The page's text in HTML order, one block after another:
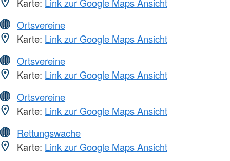
Ortsvereine
Karte: Link zur Google Maps Ansicht
Ortsvereine
Karte: Link zur Google Maps Ansicht
Ortsvereine
Karte: Link zur Google Maps Ansicht
Rettungswache
Karte: Link zur Google Maps Ansicht